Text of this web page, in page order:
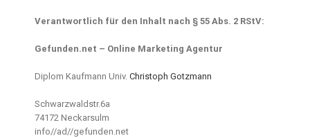
Verantwortlich für den Inhalt nach § 55 Abs. 2 RStV:
Gefunden.net – Online Marketing Agentur
Diplom Kaufmann Univ. Christoph Gotzmann
Schwarzwaldstr.6a
74172 Neckarsulm
info//ad//gefunden.net